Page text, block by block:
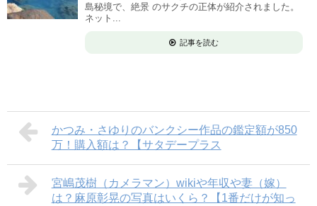
島秘境で、絶景 のサクチの正体が紹介されました。
ネット...
記事を読む
かつみ・さゆりのバンクシー作品の鑑定額が850
万！購入額は？【サタデープラス
宮嶋茂樹（カメラマン）wikiや年収や妻（嫁）
は？麻原彰晃の写真はいくら？【1番だけが知っ